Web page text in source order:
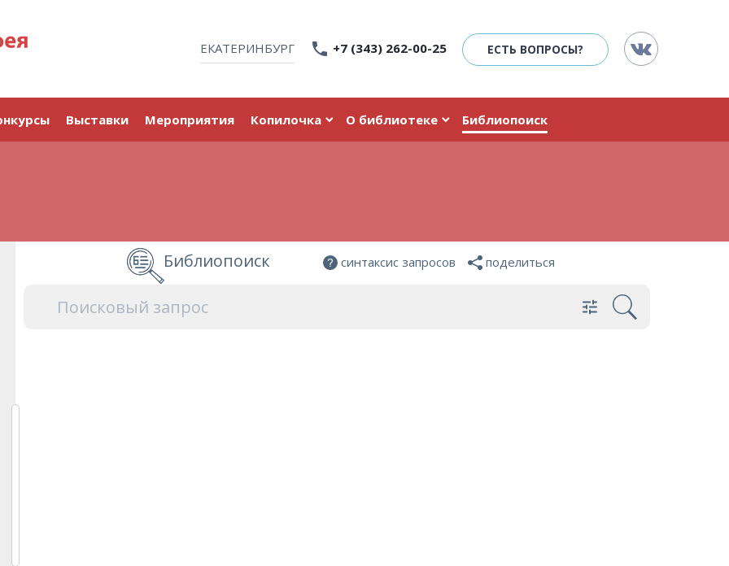
ЕКАТЕРИНБУРГ +7 (343) 262-00-25 ЕСТЬ ВОПРОСЫ?
Выставки Мероприятия Копилочка О библиотеке Библиопоиск
Библиопоиск синтаксис запросов поделиться